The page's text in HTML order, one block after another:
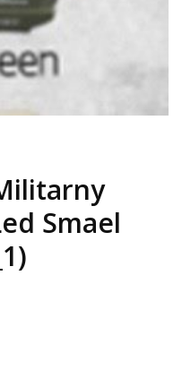
Smael